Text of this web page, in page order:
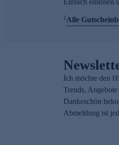
Einfach einlösen
1Alle
Ich möchte den
Trends,
Dankeschön
Abmeldung ist